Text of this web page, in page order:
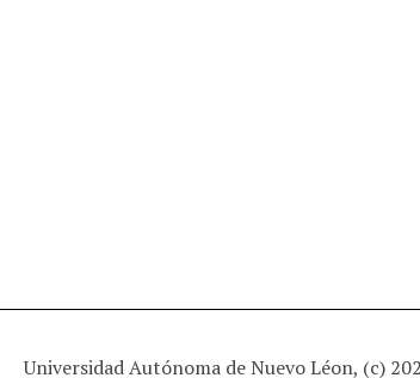
Universidad Autónoma de Nuevo Léon, (c)